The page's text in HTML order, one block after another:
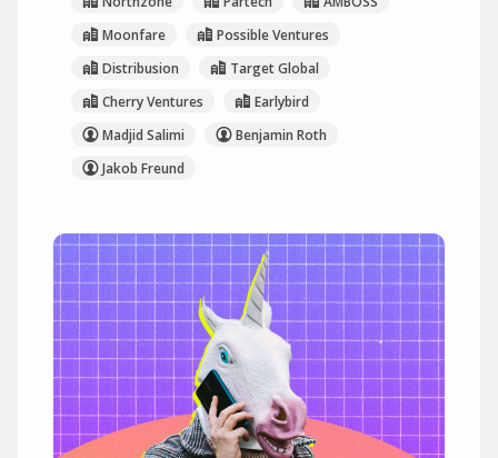
Moonfare
Possible Ventures
Distribusion
Target Global
Cherry Ventures
Earlybird
Madjid Salimi
Benjamin Roth
Jakob Freund